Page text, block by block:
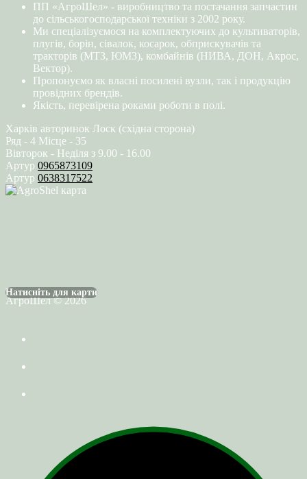
ПП «АгроШел» - виробництво та постачання запчастин
до сільськогосподарської техніки з 2002 року.
Ми спеціалізуємося на комплектуючих до культиваторів,
плугів, борін, сівалок, косарок, обприскувачів та
тракторів (МТЗ, ЮМЗ), комбайнів (НИВА, ДОН, Акрос,
Вектор).
Пропонуємо як власні посилені вузли, так і продукцію
провідних брендів.
Якість, перевірена роками роботи в полі.
Харків авторинок Лоск (східна сторона)
Ряд - 4 Місце - 35
Вівторок - Неділя з 9.00 - 16.00
Артур 0965873109
Артур 0638317522
Натисніть для карти
АгроШел © 2026